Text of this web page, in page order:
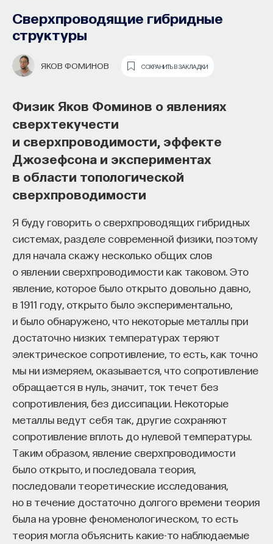
Сверхпроводящие гибридные
структуры
ЯКОВ ФОМИНОВ СОХРАНИТЬ В ЗАКЛАДКИ
Физик Яков Фоминов о явлениях
сверхтекучести
и сверхпроводимости, эффекте
Джозефсона и экспериментах
в области топологической
сверхпроводимости
Я буду говорить о сверхпроводящих гибридных
системах, разделе современной физики, поэтому
для начала скажу несколько общих слов
о явлении сверхпроводимости как таковом. Это
явление, которое было открыто довольно давно,
в 1911 году, открыто было экспериментально,
и было обнаружено, что некоторые металлы при
достаточно низких температурах теряют
электрическое сопротивление, то есть, как точно
мы ни измеряем, оказывается, что сопротивление
обращается в нуль, значит, ток течет без
сопротивления, без диссипации. Некоторые
металлы ведут себя так, другие сохраняют
сопротивление вплоть до нулевой температуры.
Таким образом, явление сверхпроводимости
было открыто, и последовала теория,
последовали теоретические исследования,
но в течение достаточно долгого времени теория
была на уровне феноменологическом, то есть
теория могла объяснить какие-то наблюдаемые
образования и рынок труда —
«Мыслить как учёный» #57
Зачем университету длинный
горизонт планирования и как
ИИ меняет саму организацию
мышления и обучения
В новом эпизоде «Мыслить как ученый»
Максутовбеседует сУльяной Раведовской
высшее образование нельзя сводить к быстрой
подготовке под нужды рынка.
Они обсуждают, как университеты выбирают
собственное будущее, почему результаты
образования раскрываются на длинной дистанции,
и что на самом деле должен уметь студент,
выходящий в сложный и быстро меняющийся мир.
А еще — почему ИИ не стоит просто запрещать,
как использовать его для диалога, и зачем
университету учить не только знаниям, но и самой
практике мышления и коммуникации.
Основатель ПостНауки Ивар Максутов запускает
проект Naukka Talents.
Это глобальная экосистема для поиска и найма
STEM-специалистов (Science, Technology,
Engineering, Mathematics) в самые амбициозные
Deep-Tech и Biotech проекты по всему миру. Если